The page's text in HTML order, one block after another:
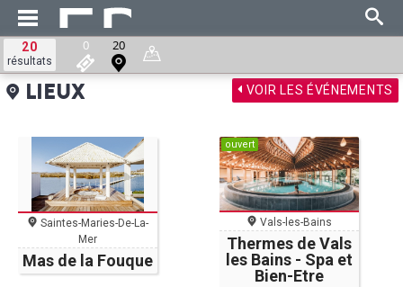
VOIR LES ÉVÉNEMENTS
LIEUX
Saintes-Maries-De-La-
Mer
Mas de la Fouque
ouvert
Vals-les-Bains
Thermes de Vals
les Bains - Spa et
Bien-Etre
20
résultats
0 20